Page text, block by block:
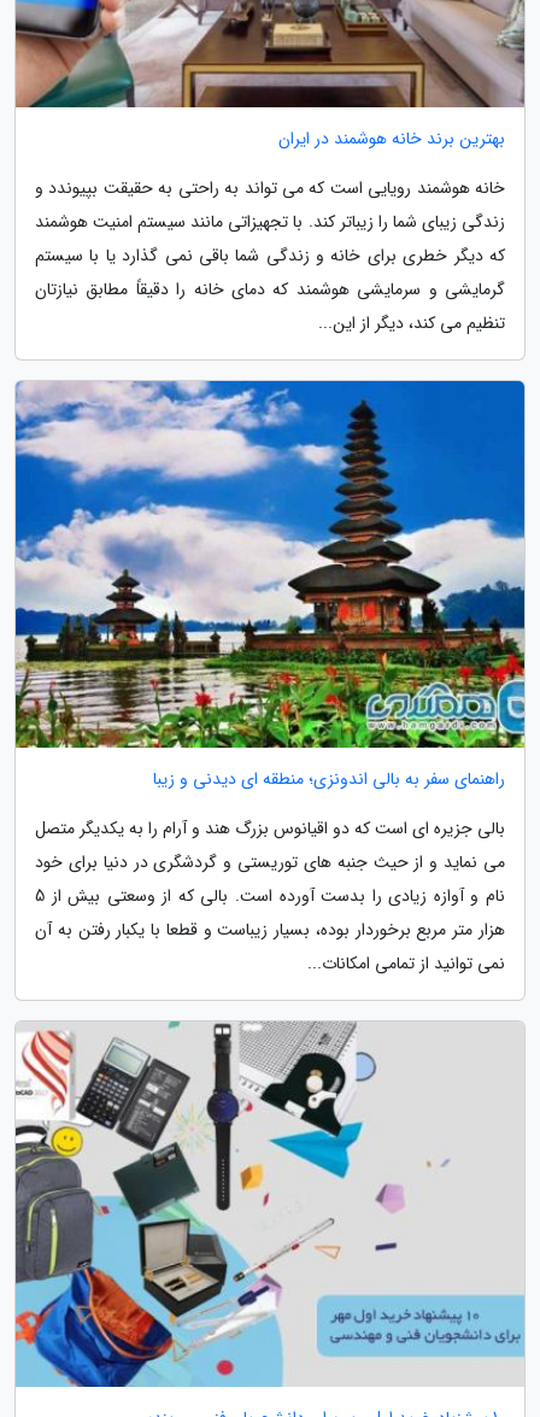
بهترین برند خانه هوشمند در ایران
خانه هوشمند رویایی است که می تواند به راحتی به حقیقت بپیوندد و
زندگی زیبای شما را زیباتر کند. با تجهیزاتی مانند سیستم امنیت هوشمند
که دیگر خطری برای خانه و زندگی شما باقی نمی گذارد یا با سیستم
گرمایشی و سرمایشی هوشمند که دمای خانه را دقیقاً مطابق نیازتان
تنظیم می کند، دیگر از این...
راهنمای سفر به بالی اندونزی؛ منطقه ای دیدنی و زیبا
بالی جزیره ای است که دو اقیانوس بزرگ هند و آرام را به یکدیگر متصل
می نماید و از حیث جنبه های توریستی و گردشگری در دنیا برای خود
نام و آوازه زیادی را بدست آورده است. بالی که از وسعتی بیش از 5
هزار متر مربع برخوردار بوده، بسیار زیباست و قطعا با یکبار رفتن به آن
نمی توانید از تمامی امکانات...